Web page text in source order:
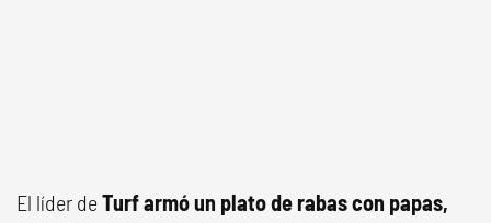
El líder deTurf armó un plato de rabas con papas,